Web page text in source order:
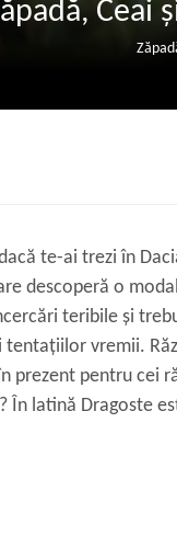
Ceai
te-ai trezi în
descoperă o
teribile și
vremii.
prezent pentru cei
În latină Dragoste